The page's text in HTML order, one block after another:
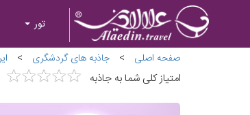
تور
صفحه اصلی > جاذبه های گردشگری >
امتیاز کلی شما به جاذبه ★★★★★
★★★★★